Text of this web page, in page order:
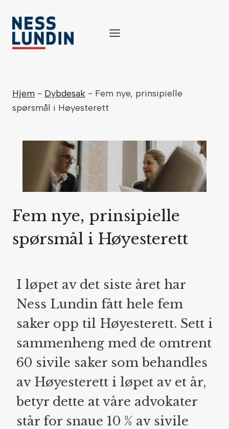
content
Hjem - Dybdesak - Fem nye, prinsipielle
spørsmål i Høyesterett
Fem nye, prinsipielle
spørsmål i Høyesterett
I løpet av det siste året har
Ness Lundin fått hele fem
saker opp til Høyesterett. Sett i
sammenheng med de omtrent
60 sivile saker som behandles
av Høyesterett i løpet av et år,
betyr dette at våre advokater
står for snaue 10 % av sivile